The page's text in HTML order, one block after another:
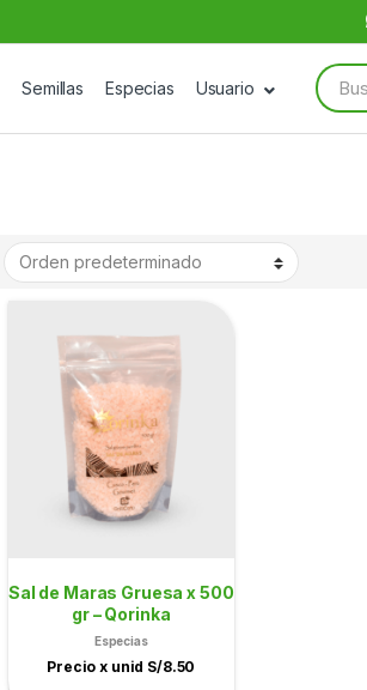
Semillas Especias Usuario
Search
for:
Sal de Maras Gruesa x 500
gr – Qorinka
Especias
Precio x unid S/8.50